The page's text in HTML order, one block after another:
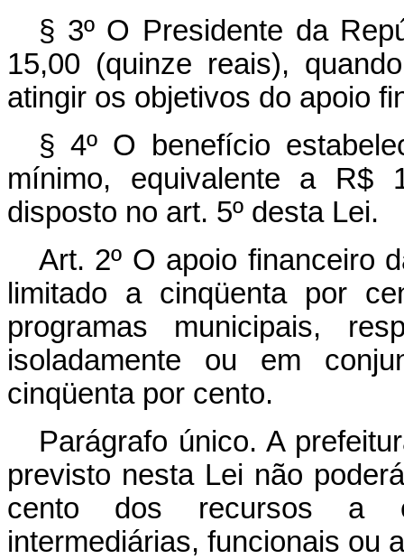
§ 3º O Presidente da
15,00 (quinze reais),
atingir os objetivos do apoio
§ 4º O benefício
mínimo, equivalente a R$
disposto no art. 5º desta Lei.
Art. 2º O apoio financeiro
limitado a cinqüenta por
programas municipais,
isoladamente ou em
cinqüenta por cento.
Parágrafo único. A
previsto nesta Lei não
cento dos recursos a
intermediárias, funcionais ou